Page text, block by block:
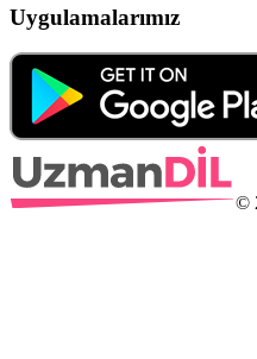
Uygulamalarımız
©